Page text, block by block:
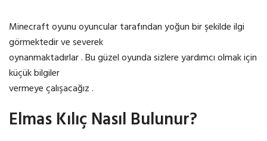
Minecraft oyunu oyuncular tarafından yoğun bir şekilde ilgi
görmektedir ve severek
oynanmaktadırlar . Bu güzel oyunda sizlere yardımcı olmak için
küçük bilgiler
vermeye çalışacağız .
Elmas Kılıç Nasıl Bulunur?